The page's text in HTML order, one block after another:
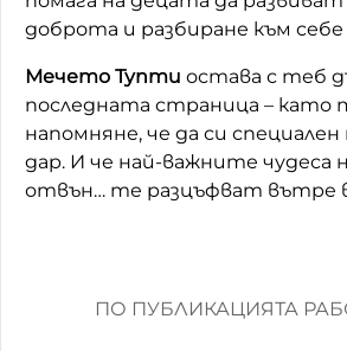
доброта и разбиране към
Мечето Тупти остава с теб
последната страница – като
напомняне, че да си специален
дар. И че най-важните чудеса
отвън… те разцъфват вътре
ПО ПУБЛИКАЦИЯТА